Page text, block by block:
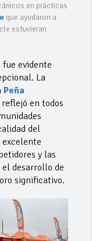
en prácticas
que ayudaron a
estuvieran
evidente
La
Peña
reflejó en todos
del
excelente
y las
desarrollo de
significativo.